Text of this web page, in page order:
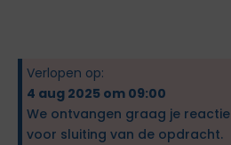
Verlopen op:
4 aug 2025 om 09:00
We ontvangen graag je reactie
voor sluiting van de opdracht.